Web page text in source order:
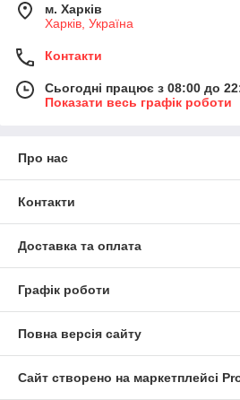
м. Харків
Харків, Україна
Контакти
Сьогодні працює з 08:00 до
Показати весь графік роботи
Про нас
Контакти
Доставка та оплата
Графік роботи
Повна версія сайту
Сайт створено на маркетплейсі